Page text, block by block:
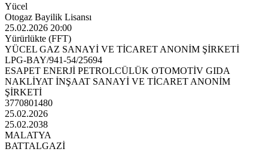
Yücel
Otogaz Bayilik Lisansı
25.02.2026 20:00
Yürürlükte (FFT)
YÜCEL GAZ SANAYİ VE TİCARET ANONİM ŞİRKETİ
LPG-BAY/941-54/25694
ESAPET ENERJİ PETROLCÜLÜK OTOMOTİV GIDA
NAKLİYAT İNŞAAT SANAYİ VE TİCARET ANONİM
ŞİRKETİ
3770801480
25.02.2026
25.02.2038
MALATYA
BATTALGAZİ